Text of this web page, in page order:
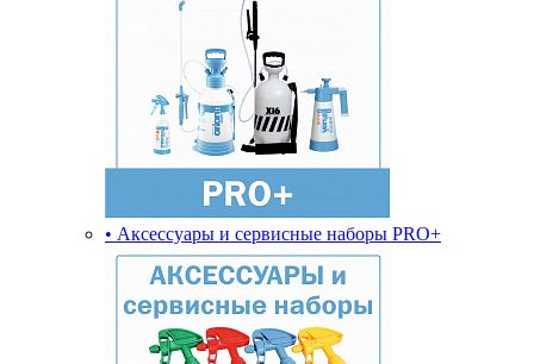
• Аксессуары и сервисные наборы PRO+